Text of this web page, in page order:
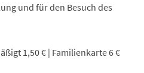
und für den Besuch des
1,50 € | Familienkarte 6 €